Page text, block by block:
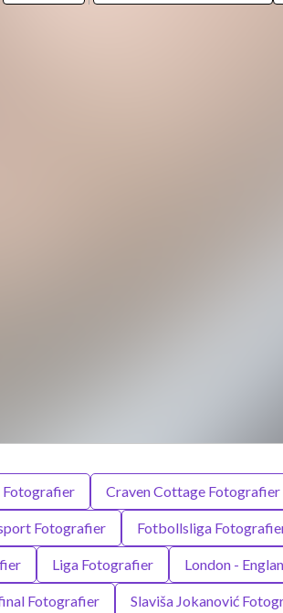
Craven Cottage Fotografier
Fotografier Fotbollsliga
Liga Fotografier London -
Fotografier Slaviša Jokanović